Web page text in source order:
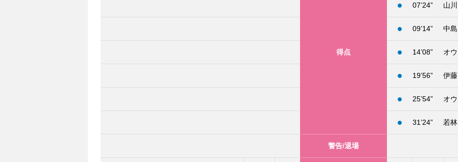
得点
07’24” 山
09’14” 中
14’08” オ
19’56” 伊
25’54” オ
31’24” 若
警告/退場